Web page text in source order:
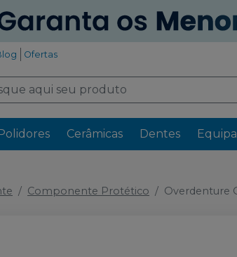
Ofertas
Cerâmicas Dentes
Componente Protético Overdenture